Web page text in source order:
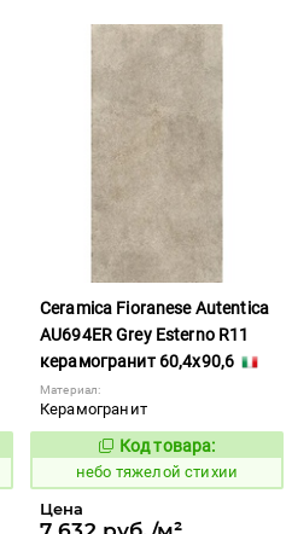
Ceramica Fioranese Autentica
AU694ER Grey Esterno R11
керамогранит 60,4x90,6
Материал:
Керамогранит
1122848
Код товара:
небо тяжелой стихии
Цена